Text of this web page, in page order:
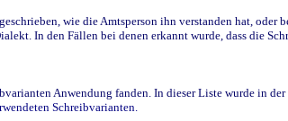
wie die Amtsperson ihn verstanden hat, oder
In den Fällen bei denen erkannt wurde, dass die
Anwendung fanden. In dieser Liste wurde in
Schreibvarianten.